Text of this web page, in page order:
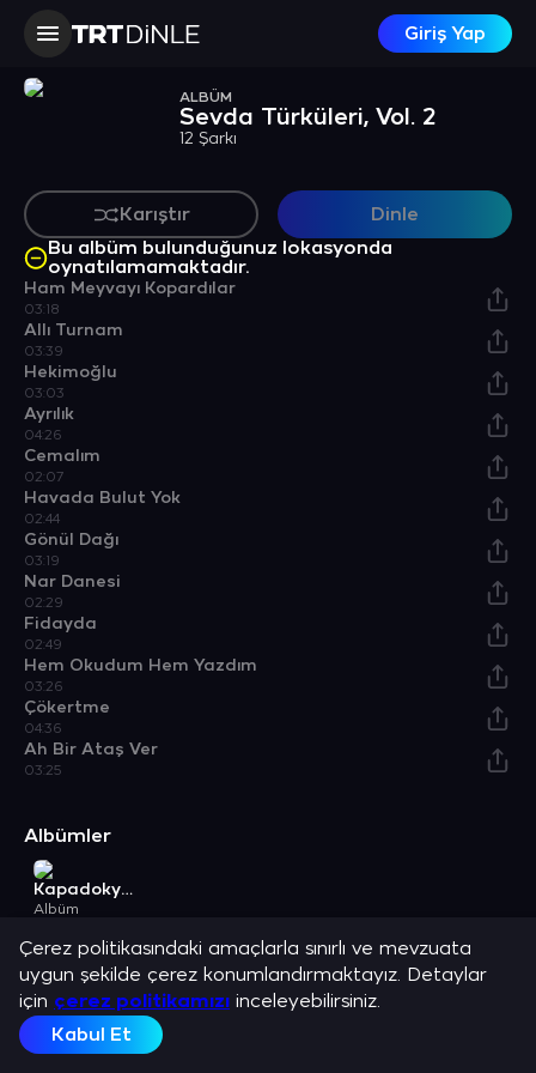
Giriş Yap
ALBÜM
Sevda Türküleri, Vol. 2
12 Şarkı
Karıştır
Dinle
Bu albüm bulunduğunuz lokasyonda
oynatılamamaktadır.
Ham Meyvayı Kopardılar
03:18
Allı Turnam
03:39
Hekimoğlu
03:03
Ayrılık
04:26
Cemalım
02:07
Havada Bulut Yok
02:44
Gönül Dağı
03:19
Nar Danesi
02:29
Fidayda
02:49
Hem Okudum Hem Yazdım
03:26
Çökertme
04:36
Ah Bir Ataş Ver
03:25
Albümler
Kapadokya (Yol Türküleri)
Albüm
Açıklama
Erdinç Şenyaylar ve en sevilen şarkılarını dinle.
Çerez politikasındaki amaçlarla sınırlı ve mevzuata
uygun şekilde çerez konumlandırmaktayız. Detaylar
için çerez politikamızı inceleyebilirsiniz.
Kabul Et